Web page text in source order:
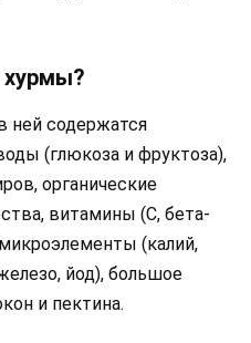
хурмы?
ней содержатся
(глюкоза и фруктоза),
органические
витамины (С, бета-
(калий,
йод), большое
и пектина.